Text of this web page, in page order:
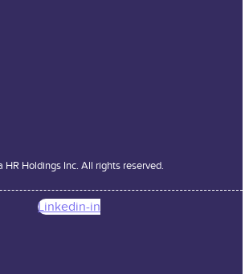
Holdings Inc. All rights reserved.
Linkedin-in